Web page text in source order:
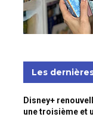
Les
Disney+
une troisième et